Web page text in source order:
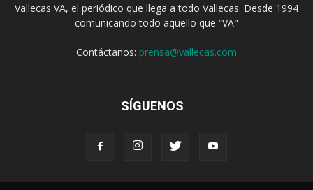
Vallecas VA, el periódico que llega a todo Vallecas. Desde 1994
comunicando todo aquello que “VA"
Contáctanos: prensa@vallecas.com
SÍGUENOS